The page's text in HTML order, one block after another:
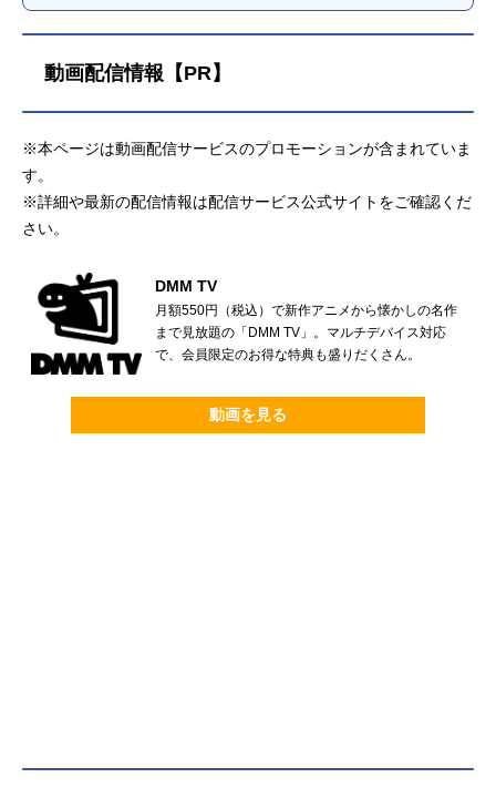
動画配信情報【PR】
※本ページは動画配信サービスのプロモーションが含まれていま
す。
※詳細や最新の配信情報は配信サービス公式サイトをご確認くだ
さい。
DMM TV
月額550円（税込）で新作アニメから懐かしの名作
まで見放題の「DMM TV」。マルチデバイス対応
で、会員限定のお得な特典も盛りだくさん。
動画を見る